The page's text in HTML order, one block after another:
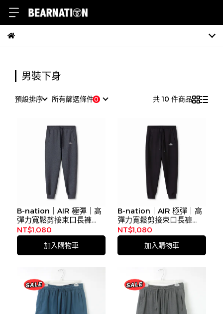
男裝下身
預設排序 所有篩選條件 共 10 件商品
B-nation｜AIR 極彈｜高
彈力寬鬆剪接束口長褲
2773185
NT$1,080
加入購物車
B-nation｜AIR 極彈｜高
彈力寬鬆剪接束口長褲
2773188
NT$1,080
加入購物車